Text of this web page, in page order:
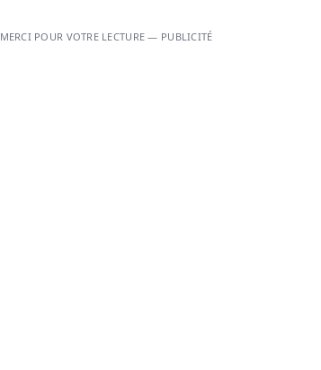
MERCI POUR VOTRE LECTURE — PUBLICITÉ